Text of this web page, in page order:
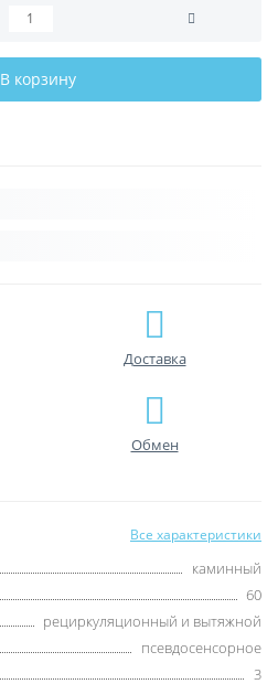
В корзину
Доставка
Обмен
Все характеристики
каминный
60
рециркуляционный и вытяжной
псевдосенсорное
3